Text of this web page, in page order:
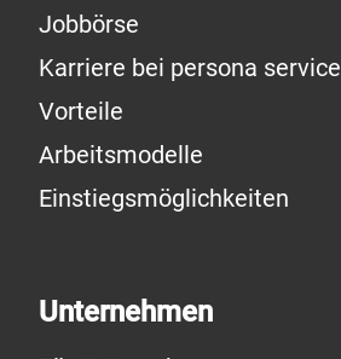
Jobbörse
Karriere bei persona service
Vorteile
Arbeitsmodelle
Einstiegsmöglichkeiten
Unternehmen